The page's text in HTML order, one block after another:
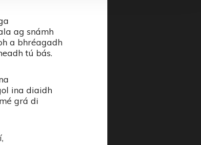
ag snámh
a bhréagadh
tú bás.
ina diaidh
grá di